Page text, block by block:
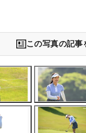
この写真の記事